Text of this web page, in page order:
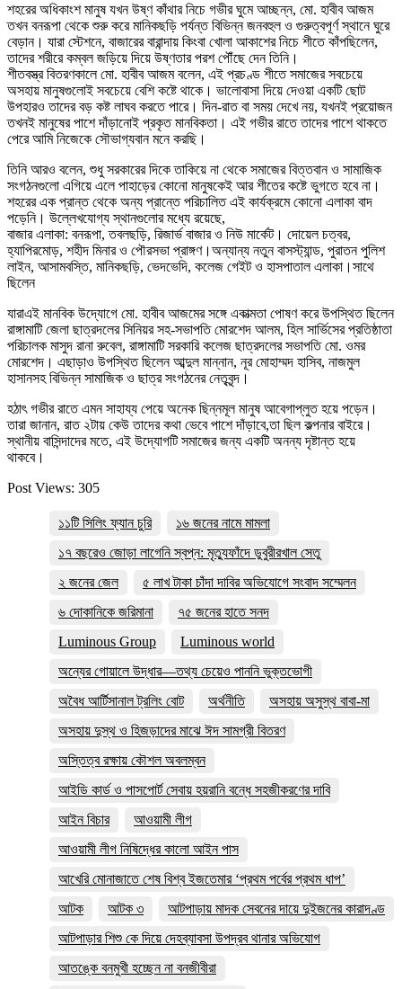
শহরের অধিকাংশ মানুষ যখন উষ্ণ কাঁথার নিচে গভীর ঘুমে আচ্ছন্ন, মো. হাবীব আজম
তখন বনরূপা থেকে শুরু করে মানিকছড়ি পর্যন্ত বিভিন্ন জনবহুল ও গুরুত্বপূর্ণ স্থানে ঘুরে
বেড়ান। যারা স্টেশনে, বাজারের বারান্দায় কিংবা খোলা আকাশের নিচে শীতে কাঁপছিলেন,
তাদের শরীরে কম্বল জড়িয়ে দিয়ে উষ্ণতার পরশ পৌঁছে দেন তিনি।
​শীতবস্ত্র বিতরণকালে মো. হাবীব আজম বলেন, এই প্রচণ্ড শীতে সমাজের সবচেয়ে
অসহায় মানুষগুলোই সবচেয়ে বেশি কষ্টে থাকে। ভালোবাসা দিয়ে দেওয়া একটি ছোট
উপহারও তাদের বড় কষ্ট লাঘব করতে পারে। দিন-রাত বা সময় দেখে নয়, যখনই প্রয়োজন
তখনই মানুষের পাশে দাঁড়ানোই প্রকৃত মানবিকতা। এই গভীর রাতে তাদের পাশে থাকতে
পেরে আমি নিজেকে সৌভাগ্যবান মনে করছি।
​তিনি আরও বলেন, শুধু সরকারের দিকে তাকিয়ে না থেকে সমাজের বিত্তবান ও সামাজিক
সংগঠনগুলো এগিয়ে এলে পাহাড়ের কোনো মানুষকেই আর শীতের কষ্টে ভুগতে হবে না।​
শহরের এক প্রান্ত থেকে অন্য প্রান্তে পরিচালিত এই কার্যক্রমে কোনো এলাকা বাদ
পড়েনি। উল্লেখযোগ্য স্থানগুলোর মধ্যে রয়েছে,
​বাজার এলাকা: বনরূপা, তবলছড়ি, রিজার্ভ বাজার ও নিউ মার্কেট।​ দোয়েল চত্বর,
হ্যাপিরমোড়, শহীদ মিনার ও পৌরসভা প্রাঙ্গণ।​অন্যান্য নতুন বাসস্ট্যান্ড, পুরাতন পুলিশ
লাইন, আসামবস্তি, মানিকছড়ি, ভেদভেদি, কলেজ গেইট ও হাসপাতাল এলাকা।​সাথে
ছিলেন
যারাএই মানবিক উদ্যোগে মো. হাবীব আজমের সঙ্গে একাত্মতা পোষণ করে উপস্থিত ছিলেন
রাঙ্গামাটি জেলা ছাত্রদলের সিনিয়র সহ-সভাপতি মোরশেদ আলম, হিল সার্ভিসের প্রতিষ্ঠাতা
পরিচালক মাসুদ রানা রুবেল, রাঙ্গামাটি সরকারি কলেজ ছাত্রদলের সভাপতি মো. ওমর
মোরশেদ। এছাড়াও উপস্থিত ছিলেন আব্দুল মান্নান, নূর মোহাম্মদ হাসিব, নাজমুল
হাসানসহ বিভিন্ন সামাজিক ও ছাত্র সংগঠনের নেতৃবৃন্দ।
হঠাৎ গভীর রাতে এমন সাহায্য পেয়ে অনেক ছিন্নমূল মানুষ আবেগাপ্লুত হয়ে পড়েন।
তারা জানান, রাত ২টায় কেউ তাদের কথা ভেবে পাশে দাঁড়াবে,তা ছিল কল্পনার বাইরে।
স্থানীয় বাসিন্দাদের মতে, এই উদ্যোগটি সমাজের জন্য একটি অনন্য দৃষ্টান্ত হয়ে
থাকবে।
Post Views: 305
১১টি সিলিং ফ্যান চুরি
১৬ জনের নামে মামলা
১৭ বছরেও জোড়া লাগেনি স্বপ্ন: মৃত্যুফাঁদে ডুবুরীরখাল সেতু
২ জনের জেল
৫ লাখ টাকা চাঁদা দাবির অভিযোগে সংবাদ সম্মেলন
৬ দোকানিকে জরিমানা
৭৫ জনের হাতে সনদ
Luminous Group
Luminous world
অন্যের গোয়ালে উদ্ধার—তথ্য চেয়েও পাননি ভুক্তভোগী
অবৈধ আর্টিসানাল ট্রলিং বোট
অর্থনীতি
অসহায় অসুস্থ বাবা-মা
অসহায় দুস্থ ও হিজড়াদের মাঝে ঈদ সামগ্রী বিতরণ
অস্তিত্ব রক্ষায় কৌশল অবলম্বন
আইডি কার্ড ও পাসপোর্ট সেবায় হয়রানি বন্ধে সহজীকরণের দাবি
আইন বিচার
আওয়ামী লীগ
আওয়ামী লীগ নিষিদ্ধের কালো আইন পাস
আখেরি মোনাজাতে শেষ বিশ্ব ইজতেমার ‘প্রথম পর্বের প্রথম ধাপ’
আটক
আটক ৩
আটপাড়ায় মাদক সেবনের দায়ে দুইজনের কারাদণ্ড
আটপাড়ার শিশু কে দিয়ে দেহব্যাবসা উপদ্রব থানার অভিযোগ
আতঙ্কে বনমুখী হচ্ছেন না বনজীবীরা